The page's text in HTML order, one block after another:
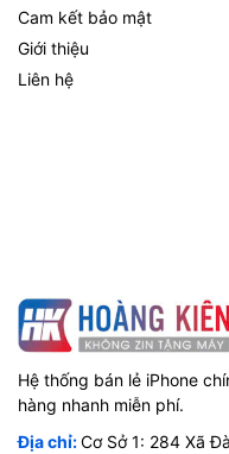
Cam kết bảo mật
Giới thiệu
Liên hệ
Hệ thống bán lẻ iPhone
hàng nhanh miễn phí.
Địa chỉ:Cơ Sở 1: 284 Xã